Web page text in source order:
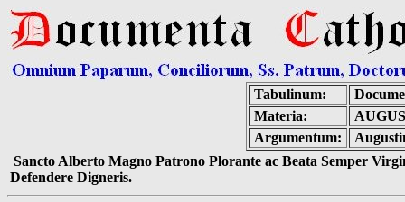
Tabulinum:
Materia:
Argumentum:
Sancto Alberto Magno Patrono Plorante ac Beata Semper
Defendere Digneris.